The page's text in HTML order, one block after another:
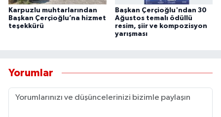
Karpuzlu muhtarlarından
Başkan Çerçioğlu’na hizmet
teşekkürü
Başkan Çerçioğlu'ndan 30
Ağustos temalı ödüllü
resim, şiir ve kompozisyon
yarışması
Yorumlar